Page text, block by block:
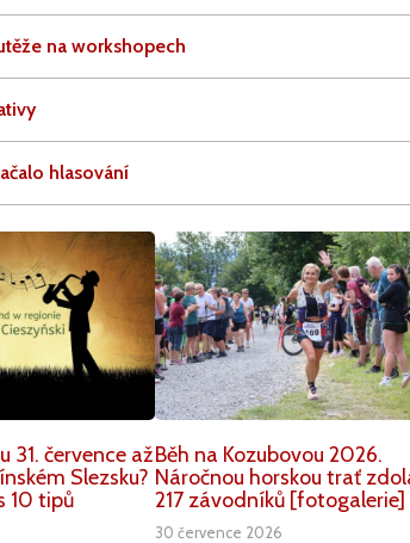
na workshopech
hlasování
31. července až
Slezsku?
10 tipů
Běh na Kozubovou 2026.
Náročnou horskou trať
217 závodníků [fotogalerie]
30 července 2026